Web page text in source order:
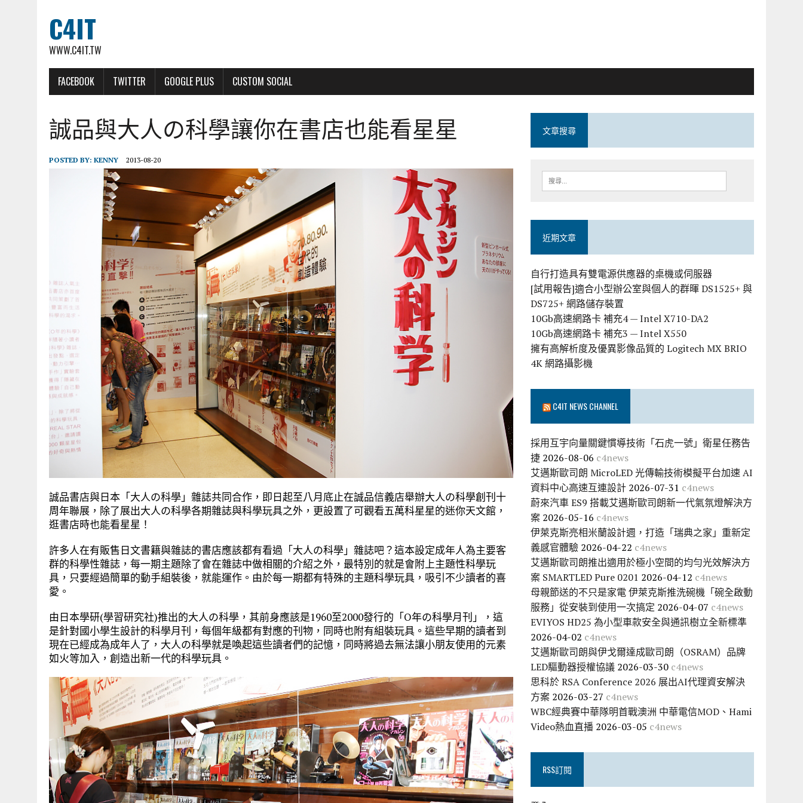
C4IT
WWW.C4IT.TW
FACEBOOK TWITTER GOOGLE PLUS CUSTOM SOCIAL
誠品與大人の科學讓你在書店也能看星星
POSTED BY: KENNY 2013-08-20
誠品書店與日本「大人の科學」雜誌共同合作，即日起至八月底止在誠品信義店舉辦大人の科學創刊十
周年聯展，除了展出大人の科學各期雜誌與科學玩具之外，更設置了可觀看五萬科星星的迷你天文館，
逛書店時也能看星星！
許多人在有販售日文書籍與雜誌的書店應該都有看過「大人の科學」雜誌吧？這本設定成年人為主要客
群的科學性雜誌，每一期主題除了會在雜誌中做相關的介紹之外，最特別的就是會附上主題性科學玩
具，只要經過簡單的動手組裝後，就能運作。由於每一期都有特殊的主題科學玩具，吸引不少讀者的喜
愛。
由日本學研(學習研究社)推出的大人の科學，其前身應該是1960至2000發行的「O年の科學月刊」，這
是針對國小學生設計的科學月刊，每個年級都有對應的刊物，同時也附有組裝玩具。這些早期的讀者到
現在已經成為成年人了，大人の科學就是喚起這些讀者們的記憶，同時將過去無法讓小朋友使用的元素
如火等加入，創造出新一代的科學玩具。
文章搜尋
近期文章
自行打造具有雙電源供應器的桌機或伺服器
[試用報告]適合小型辦公室與個人的群暉 DS1525+ 與
DS725+ 網路儲存裝置
10Gb高速網路卡 補充4 — Intel X710-DA2
10Gb高速網路卡 補充3 — Intel X550
擁有高解析度及優異影像品質的 Logitech MX BRIO
4K 網路攝影機
C4IT NEWS CHANNEL
採用互宇向量關鍵慣導技術「石虎一號」衛星任務告
捷 2026-08-06 c4news
艾邁斯歐司朗 MicroLED 光傳輸技術模擬平台加速 AI
資料中心高速互連設計 2026-07-31 c4news
蔚來汽車 ES9 搭載艾邁斯歐司朗新一代氣氛燈解決方
案 2026-05-16 c4news
伊萊克斯亮相米蘭設計週，打造「瑞典之家」重新定
義感官體驗 2026-04-22 c4news
艾邁斯歐司朗推出適用於極小空間的均勻光效解決方
案 SMARTLED Pure 0201 2026-04-12 c4news
母親節送的不只是家電 伊萊克斯推洗碗機「碗全啟動
服務」從安裝到使用一次搞定 2026-04-07 c4news
EVIYOS HD25 為小型車款安全與通訊樹立全新標準
2026-04-02 c4news
艾邁斯歐司朗與伊戈爾達成歐司朗（OSRAM）品牌
LED驅動器授權協議 2026-03-30 c4news
思科於 RSA Conference 2026 展出AI代理資安解決
方案 2026-03-27 c4news
WBC經典賽中華隊明首戰澳洲 中華電信MOD、Hami
Video熱血直播 2026-03-05 c4news
RSS訂閱